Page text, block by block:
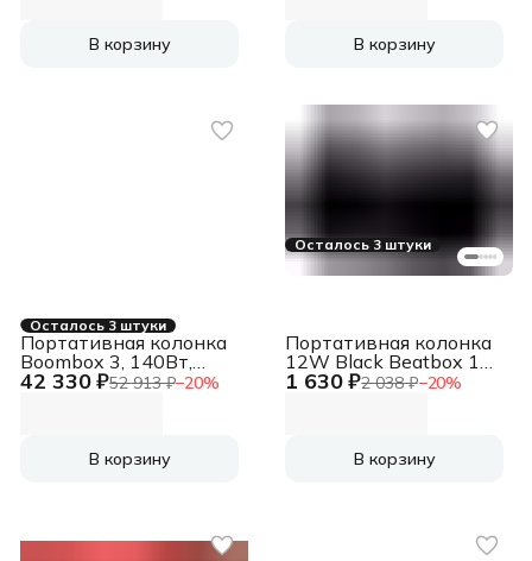
В корзину В корзину
Осталось 3 штуки
42 330 ₽52 913 ₽−20%
Портативная колонка
Boombox 3, 140Вт,
камуфляж
В корзину
Осталось 3 штуки
1 630 ₽2 038 ₽−20%
Портативная колонка
12W Black Beatbox 12
65812 DEFENDER
В корзину